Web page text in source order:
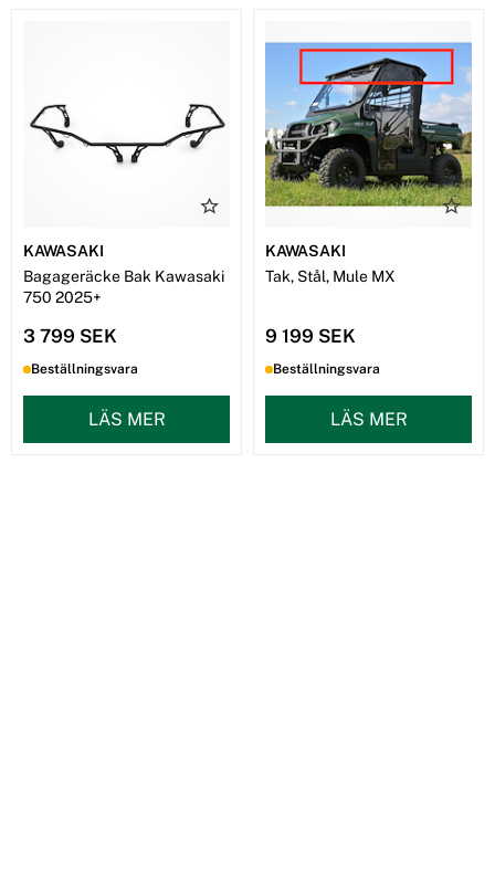
KAWASAKI
Bagageräcke Bak Kawasaki
750 2025+
3 799 SEK
Beställningsvara
LÄS MER
KAWASAKI
Tak, Stål, Mule MX
9 199 SEK
Beställningsvara
LÄS MER